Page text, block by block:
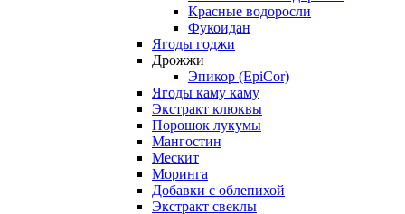
Красные водоросли
Фукоидан
Ягоды годжи
Дрожжи
Эпикор (EpiCor)
Ягоды каму каму
Экстракт клюквы
Порошок лукумы
Мангостин
Мескит
Моринга
Добавки с облепихой
Экстракт свеклы